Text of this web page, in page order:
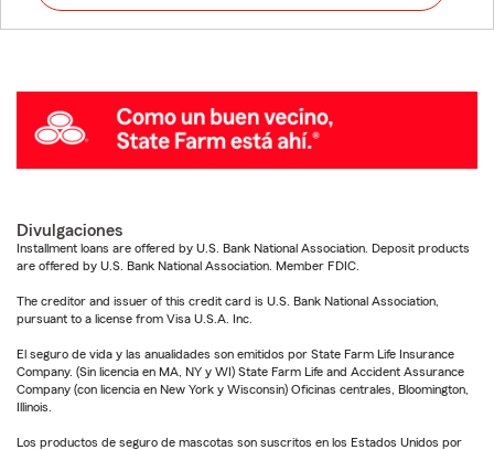
Divulgaciones
Installment loans are offered by U.S. Bank National Association. Deposit products
are offered by U.S. Bank National Association. Member FDIC.
The creditor and issuer of this credit card is U.S. Bank National Association,
pursuant to a license from Visa U.S.A. Inc.
El seguro de vida y las anualidades son emitidos por State Farm Life Insurance
Company. (Sin licencia en MA, NY y WI) State Farm Life and Accident Assurance
Company (con licencia en New York y Wisconsin) Oficinas centrales, Bloomington,
Illinois.
Los productos de seguro de mascotas son suscritos en los Estados Unidos por